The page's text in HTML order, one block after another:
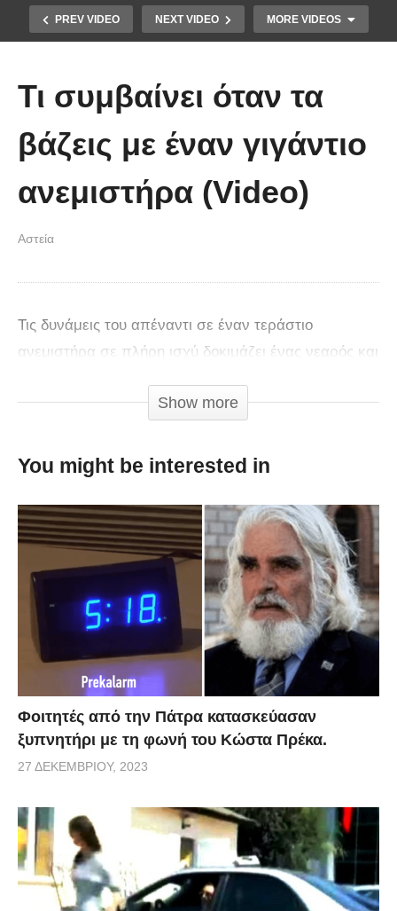
PREV VIDEO NEXT VIDEO MORE VIDEOS
Απολαυστικοί Μέριλ Στριπ και Τομ
άλλον
Τι συμβαίνει όταν τα
βάζεις με έναν γιγάντιο
ανεμιστήρα (Video)
Αστεία
Τις δυνάμεις του απέναντι σε έναν τεράστιο
ανεμιστήρα σε πλήρη ισχύ δοκιμάζει ένας νεαρός και
Show more
You might be interested in
Φοιτητές από την Πάτρα κατασκεύασαν
ξυπνητήρι με τη φωνή του Κώστα Πρέκα.
27 ΔΕΚΕΜΒΡΊΟΥ, 2023